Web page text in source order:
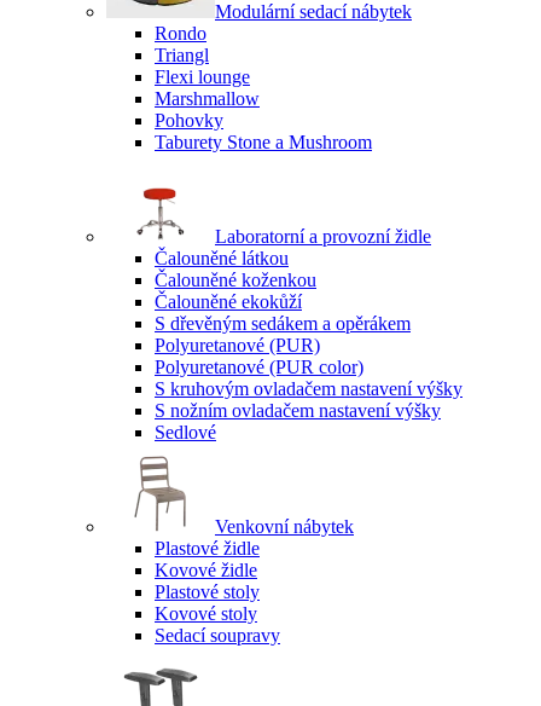
Modulární sedací nábytek
Rondo
Triangl
Flexi lounge
Marshmallow
Pohovky
Taburety Stone a Mushroom
Laboratorní a provozní židle
Čalouněné látkou
Čalouněné koženkou
Čalouněné ekokůží
S dřevěným sedákem a opěrákem
Polyuretanové (PUR)
Polyuretanové (PUR color)
S kruhovým ovladačem nastavení výšky
S nožním ovladačem nastavení výšky
Sedlové
Venkovní nábytek
Plastové židle
Kovové židle
Plastové stoly
Kovové stoly
Sedací soupravy